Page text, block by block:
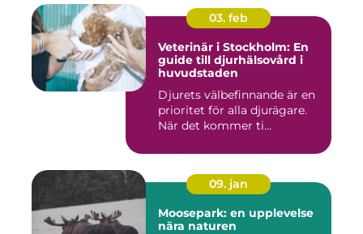
03. feb
Veterinär i Stockholm: En
guide till djurhälsovård i
huvudstaden
Djurets välbefinnande är en
prioritet för alla djurägare.
När det kommer ti...
09. jan
Moosepark: en upplevelse
nära naturen